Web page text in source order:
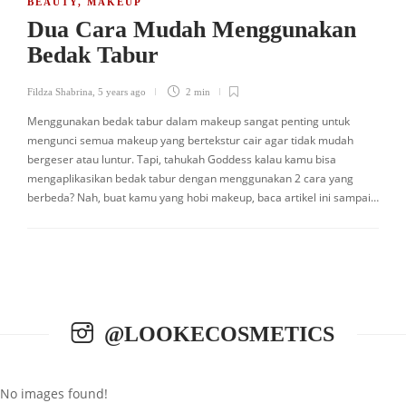
Dua Cara Mudah Menggunakan
Bedak Tabur
Fildza Shabrina 5 years ago 2 min
Menggunakan bedak tabur dalam makeup sangat penting untuk
mengunci semua makeup yang bertekstur cair agar tidak mudah
bergeser atau luntur. Tapi, tahukah Goddess kalau kamu bisa
mengaplikasikan bedak tabur dengan menggunakan 2 cara yang
berbeda? Nah, buat kamu yang hobi makeup, baca artikel ini sampai…
@LOOKECOSMETICS
No images found!